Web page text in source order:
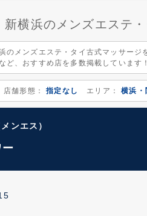
新横浜のメンズエステ
のメンズエステ・タイ古式マッサー
ど、おすすめ店を多数掲載しています！
店舗形態： 指定なし エリア： 横浜・
メンエス）